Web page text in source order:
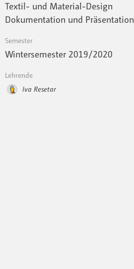
Textil- und Material-Design
Dokumentation und Präsentation
Semester
Wintersemester 2019 / 2020
Lehrende
Iva Resetar